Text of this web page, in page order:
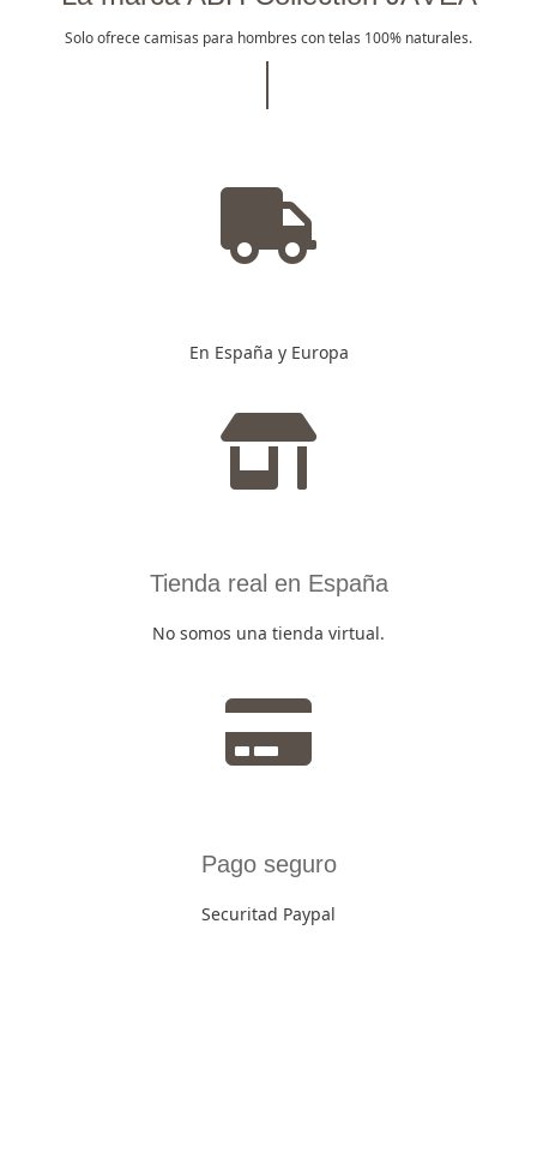
Solo ofrece camisas para hombres con telas 100% naturales.
En España y Europa
Tienda real en España
No somos una tienda virtual.
Pago seguro
Securitad Paypal